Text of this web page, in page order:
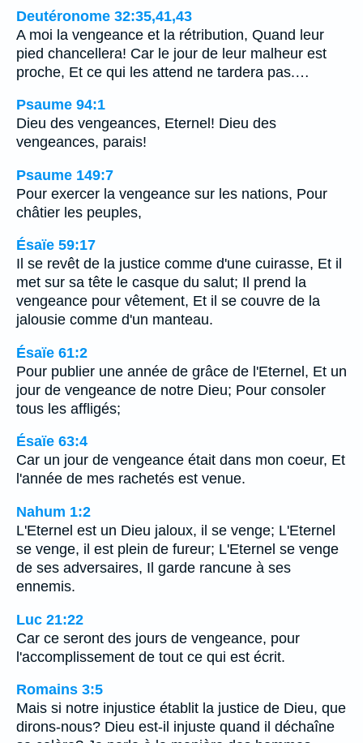
Deutéronome 32:35,41,43
A moi la vengeance et la rétribution, Quand leur
pied chancellera! Car le jour de leur malheur est
proche, Et ce qui les attend ne tardera pas.…
Psaume 94:1
Dieu des vengeances, Eternel! Dieu des
vengeances, parais!
Psaume 149:7
Pour exercer la vengeance sur les nations, Pour
châtier les peuples,
Ésaïe 59:17
Il se revêt de la justice comme d'une cuirasse, Et il
met sur sa tête le casque du salut; Il prend la
vengeance pour vêtement, Et il se couvre de la
jalousie comme d'un manteau.
Ésaïe 61:2
Pour publier une année de grâce de l'Eternel, Et un
jour de vengeance de notre Dieu; Pour consoler
tous les affligés;
Ésaïe 63:4
Car un jour de vengeance était dans mon coeur, Et
l'année de mes rachetés est venue.
Nahum 1:2
L'Eternel est un Dieu jaloux, il se venge; L'Eternel
se venge, il est plein de fureur; L'Eternel se venge
de ses adversaires, Il garde rancune à ses
ennemis.
Luc 21:22
Car ce seront des jours de vengeance, pour
l'accomplissement de tout ce qui est écrit.
Romains 3:5
Mais si notre injustice établit la justice de Dieu, que
dirons-nous? Dieu est-il injuste quand il déchaîne